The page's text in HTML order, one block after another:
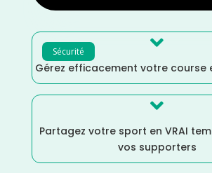
Sécurité 
Gérez efficacement votre course

Partagez votre sport en VRAI
vos supporters